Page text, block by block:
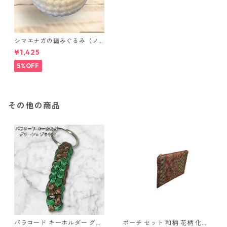
シマエナガの編みぐるみ（ノ
ーマル）
¥1,425
5%OFF
その他の商品
パラコード キーホルダー グリ
ポーチ セット 和柄 花柄 化粧